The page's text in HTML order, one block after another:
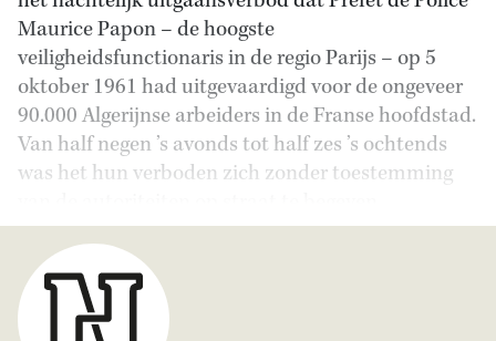
Maurice Papon – de hoogste
veiligheidsfunctionaris in de regio Parijs – op 5
oktober 1961 had uitgevaardigd voor de ongeveer
90.000 Algerijnse arbeiders in de Franse hoofdstad.
Van half negen ’s avonds tot half zes ’s ochtends
was het hun verboden zich zonder toestemming